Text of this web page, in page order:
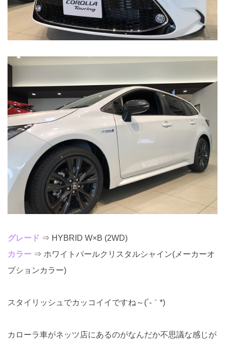
グレード ⇒ HYBRID W×B (2WD)
カラー ⇒ ホワイトパールクリスタルシャイン(メーカーオ
プションカラー)
スタイリッシュでカッコイイですね～(´-｀*)
カローラ車がネッツ店にあるのがなんだか不思議な感じが